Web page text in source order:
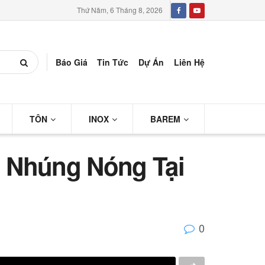
Thứ Năm, 6 Tháng 8, 2026
Báo Giá Tin Tức Dự Án Liên Hệ
TÔN INOX BAREM
Nóng Tại
0